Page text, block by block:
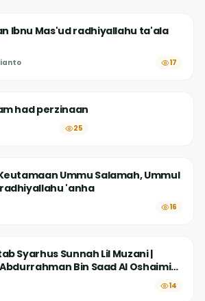
Ibnu Mas'ud radhiyallahu ta'ala
17
had perzinaan
25
Ummu Salamah, Ummul
'anha
16
Syarhus Sunnah Lil Muzani |
Bin Saad Al Oshaimi
Diri dari Mengkafirkan Ahli
14